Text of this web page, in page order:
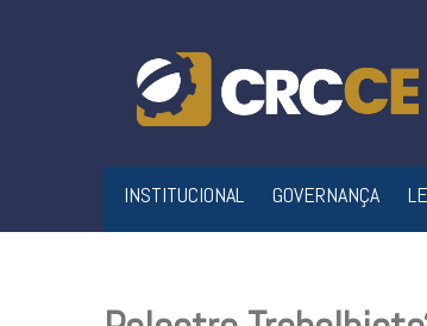
INSTITUCIONAL GOVERNANÇA